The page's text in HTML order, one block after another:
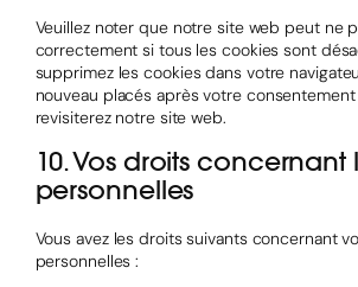
Veuillez noter que notre site web peut ne
correctement si tous les cookies sont
supprimez les cookies dans votre
nouveau placés après votre
revisiterez notre site web.
10. Vos droits
personnelles
Vous avez les droits suivants concernant
personnelles :